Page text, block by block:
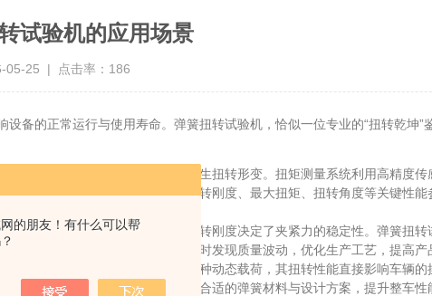
的朋友！有什么可以帮
试验机的应用场景
05-25 | 点击率：186
的正常运行与使用寿命。弹簧扭转试验机，恰似一位专业的“扭转乾坤”
置为弹簧施加扭转力，使弹簧产生扭转形变。扭矩测量系统利用高精度
合分析这些数据，得出弹簧的扭转刚度、最大扭矩、扭转角度等关键性能
机床的夹紧装置中，弹簧的扭转刚度决定了夹紧力的稳定性。弹簧扭转
同批次弹簧的测试，制造商能及时发现质量波动，优化生产工艺，提高产
转弹簧需承受车辆行驶时的各种动态载荷，其扭转性能直接影响车辆的
汽车制造商依据测试结果，选择合适的弹簧材料与设计方案，提升整车性